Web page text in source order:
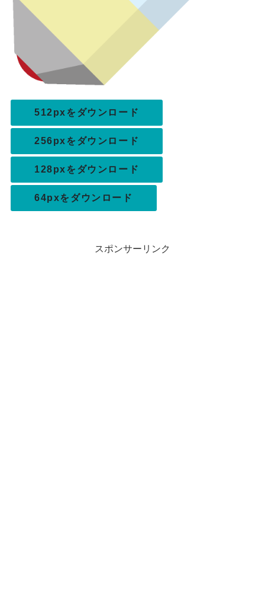
512pxをダウンロード
256pxをダウンロード
128pxをダウンロード
64pxをダウンロード
スポンサーリンク